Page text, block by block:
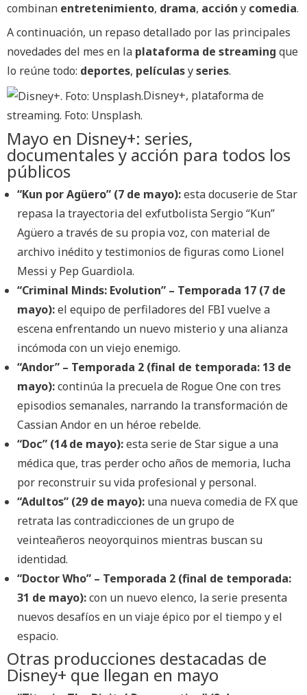
combinan entretenimiento, drama, acción y comedia.
A continuación, un repaso detallado por las principales
novedades del mes en la plataforma de streaming que
lo reúne todo: deportes, películasyseries.
Disney+, plataforma de
streaming. Foto: Unsplash.
Mayo en Disney+: series,
documentales y acción para todos los
públicos
“Kun por Agüero” (7 de mayo):esta docuserie de Star
repasa la trayectoria del exfutbolista Sergio “Kun”
Agüero a través de su propia voz, con material de
archivo inédito y testimonios de figuras como Lionel
Messi y Pep Guardiola.
“Criminal Minds: Evolution” – Temporada 17 (7 de
mayo):el equipo de perfiladores del FBI vuelve a
escena enfrentando un nuevo misterio y una alianza
incómoda con un viejo enemigo.
“Andor” – Temporada 2 (final de temporada: 13 de
mayo):continúa la precuela de Rogue One con tres
episodios semanales, narrando la transformación de
Cassian Andor en un héroe rebelde.
“Doc” (14 de mayo):esta serie de Star sigue a una
médica que, tras perder ocho años de memoria, lucha
por reconstruir su vida profesional y personal.
“Adultos” (29 de mayo):una nueva comedia de FX que
retrata las contradicciones de un grupo de
veinteañeros neoyorquinos mientras buscan su
identidad.
“Doctor Who” – Temporada 2 (final de temporada:
31 de mayo):con un nuevo elenco, la serie presenta
nuevos desafíos en un viaje épico por el tiempo y el
espacio.
Otras producciones destacadas de
Disney+ que llegan en mayo